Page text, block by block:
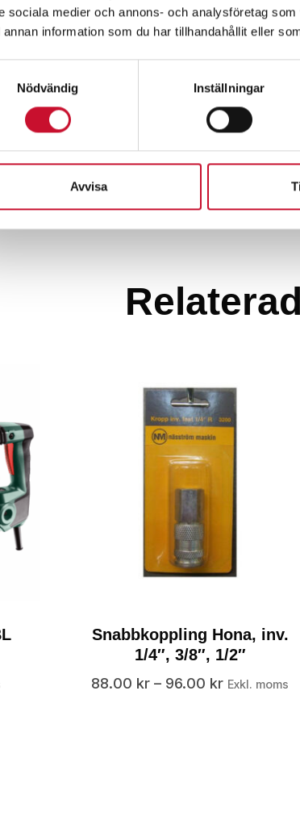
sociala medier och annons- och analysföretag
annan information som du har tillhandahållit eller
Nödvändig
Inställningar
Avvisa
Snabbkoppling Hona, inv.
1/4″, 3/8″, 1/2″
88.00 kr – 96.00 kr Exkl. moms